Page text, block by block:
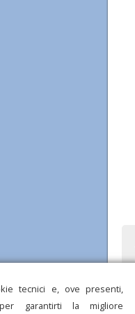
tecnici e, ove presenti,
garantirti la migliore